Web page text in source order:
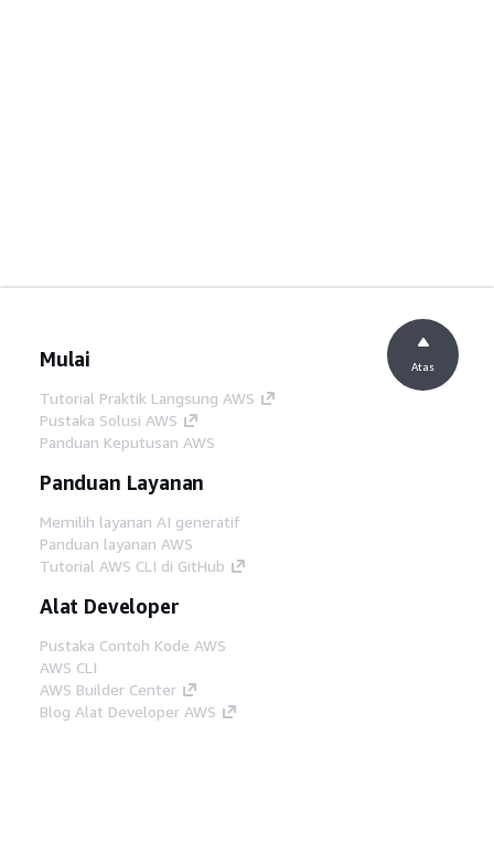
Mulai
Tutorial Praktik Langsung AWS
Pustaka Solusi AWS
Panduan Keputusan AWS
Panduan Layanan
Memilih layanan AI generatif
Panduan layanan AWS
Tutorial AWS CLI di GitHub
Alat Developer
Pustaka Contoh Kode AWS
AWS CLI
AWS Builder Center
Blog Alat Developer AWS
Atas